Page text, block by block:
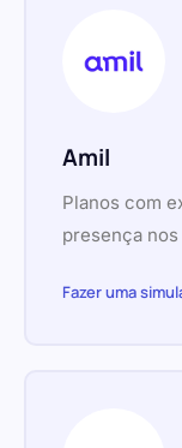
Amil
Planos com
presença
Fazer uma